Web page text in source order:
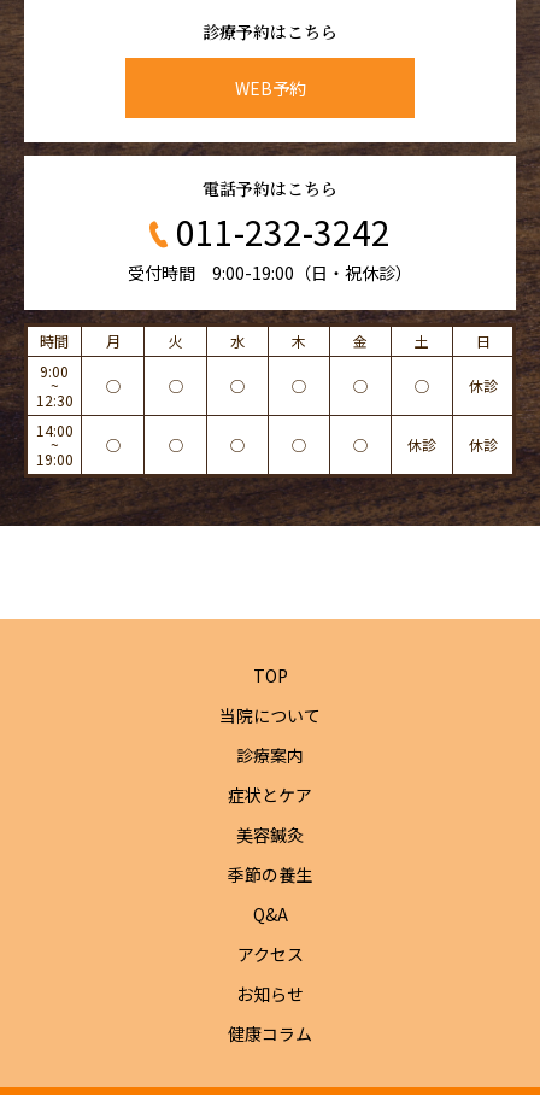
診療予約はこちら
WEB予約
電話予約はこちら
011-232-3242
受付時間 9:00-19:00（日・祝休診）
時間 月 火 水 木 金 土
日
9:00
~
12:30
◯ ◯ ◯ ◯ ◯ ◯ 休診
14:00
~
19:00
◯ ◯ ◯ ◯ ◯ 休診 休診
TOP
当院について
診療案内
症状とケア
美容鍼灸
季節の養生
Q&A
アクセス
お知らせ
健康コラム